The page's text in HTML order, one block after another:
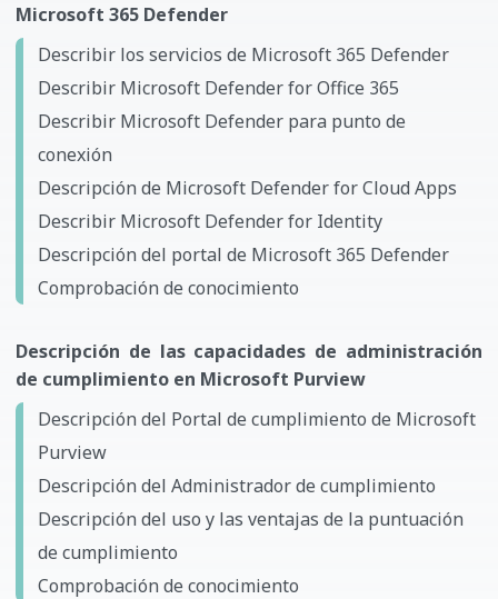
Microsoft 365 Defender
Describir los servicios de Microsoft 365 Defender
Describir Microsoft Defender for Office 365
Describir Microsoft Defender para punto de
conexión
Descripción de Microsoft Defender for Cloud Apps
Describir Microsoft Defender for Identity
Descripción del portal de Microsoft 365 Defender
Comprobación de conocimiento
Descripción de las capacidades de administración
de cumplimiento en Microsoft Purview
Descripción del Portal de cumplimiento de Microsoft
Purview
Descripción del Administrador de cumplimiento
Descripción del uso y las ventajas de la puntuación
de cumplimiento
Comprobación de conocimiento